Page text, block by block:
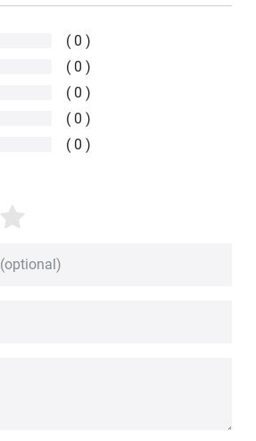
0
0
0
0
0